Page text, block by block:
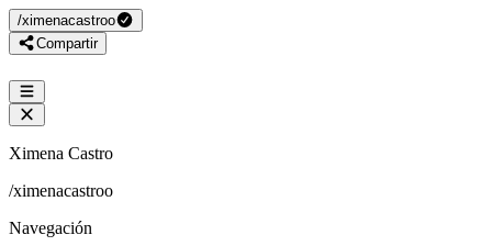
/ximenacastroo
Compartir
Ximena Castro
/ximenacastroo
Navegación